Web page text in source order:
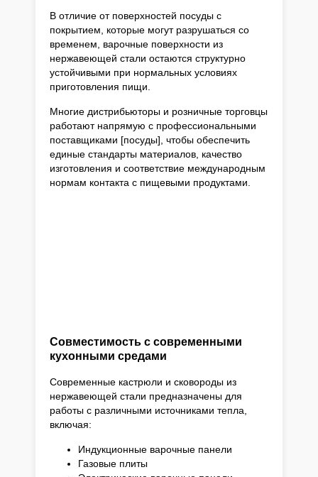
В отличие от поверхностей посуды с
покрытием, которые могут разрушаться со
временем, варочные поверхности из
нержавеющей стали остаются структурно
устойчивыми при нормальных условиях
приготовления пищи.
Многие дистрибьюторы и розничные торговцы
работают напрямую с профессиональными
поставщиками [посуды], чтобы обеспечить
единые стандарты материалов, качество
изготовления и соответствие международным
нормам контакта с пищевыми продуктами.
Совместимость с современными
кухонными средами
Современные кастрюли и сковороды из
нержавеющей стали предназначены для
работы с различными источниками тепла,
включая:
Индукционные варочные панели
Газовые плиты